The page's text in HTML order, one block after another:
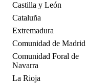
Castilla y León
Cataluña
Extremadura
Comunidad de Madrid
Comunidad Foral de
Navarra
La Rioja